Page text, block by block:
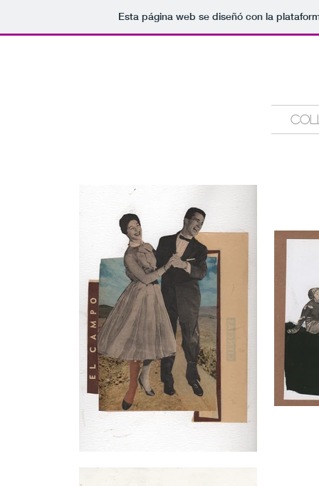
Esta página web se diseñó con la